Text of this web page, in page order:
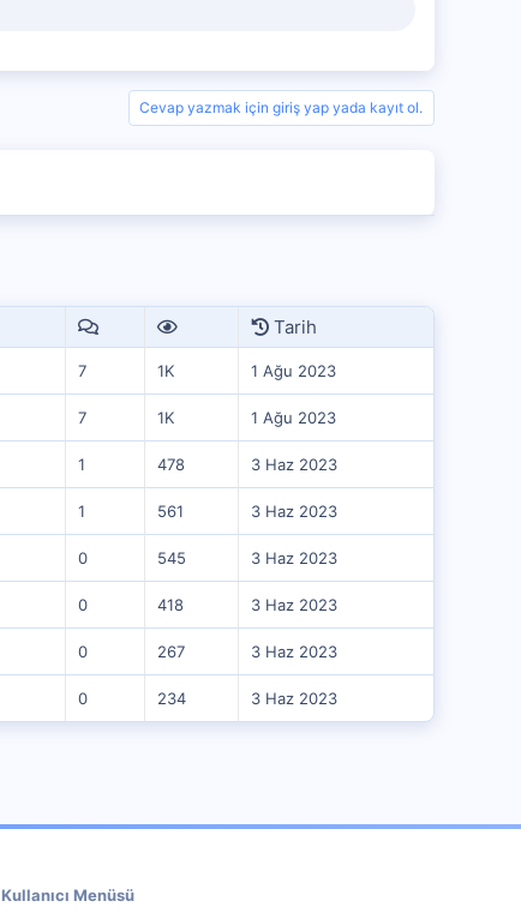
Cevap yazmak için giriş yap yada kayıt ol.
Tarih
7 1K 1 Ağu 2023
7 1K 1 Ağu 2023
1 478 3 Haz 2023
1 561 3 Haz 2023
0 545 3 Haz 2023
0 418 3 Haz 2023
0 267 3 Haz 2023
0 234 3 Haz 2023
Kullanıcı Menüsü